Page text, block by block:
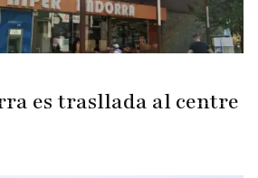
es trasllada al centre